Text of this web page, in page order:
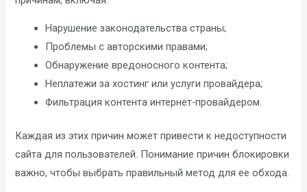
Нарушение законодательства страны;
Проблемы с авторскими правами;
Обнаружение вредоносного контента;
Неплатежи за хостинг или услуги провайдера;
Фильтрация контента интернет-провайдером.
Каждая из этих причин может привести к недоступности
сайта для пользователей. Понимание причин блокировки
важно, чтобы выбрать правильный метод для ее обхода.